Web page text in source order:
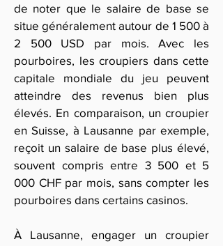
de noter que le salaire de base se
situe généralement autour de 1 500 à
2 500 USD par mois. Avec les
pourboires, les croupiers dans cette
capitale mondiale du jeu peuvent
atteindre des revenus bien plus
élevés. En comparaison, un croupier
en Suisse, à Lausanne par exemple,
reçoit un salaire de base plus élevé,
souvent compris entre 3 500 et 5
000 CHF par mois, sans compter les
pourboires dans certains casinos.
À Lausanne, engager un croupier